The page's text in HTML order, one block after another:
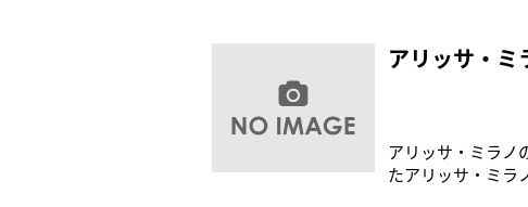
目標を与え、ベ
ん」と訴えたミラ
アリッサ・ミ
アリッサ・ミラノ
たアリッサ・ミラ